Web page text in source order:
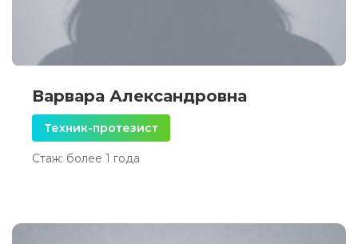
Варвара Александровна
Техник-протезист
Стаж: более 1 года